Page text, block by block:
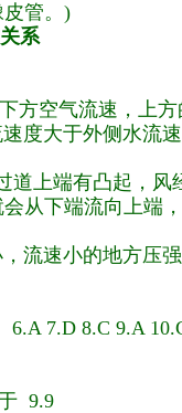
管。)
系
方空气流速，上
度大于外侧水流
道上端有凸起，
从下端流向上端
流速小的地方压
7.D 8.C 9.A 10.
9.9